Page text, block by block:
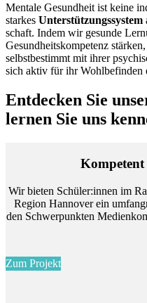
Men­ta­le Ge­sund­heit ist kei­ne
star­kes Un­ter­stüt­zungs­sys­tem
schaft. In­dem wir ge­sun­de
Ge­sund­heits­kom­pe­tenz
selbst­be­stimmt mit ih­rer
sich ak­tiv für ihr Wohl­be­fin­den
Ent­de­cken Sie
ler­nen Sie uns
Wir bie­ten Schü­ler:in­nen im
Re­gi­on Han­no­ver ein
den Schwer­punk­ten
Zum Projekt